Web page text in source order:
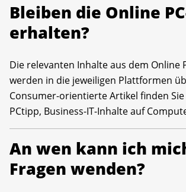
Bleiben die Online
erhalten?
Die relevanten Inhalte aus dem Online
werden in die jeweiligen Plattformen
Consumer-orientierte Artikel finden
PCtipp, Business-IT-Inhalte auf
An wen kann ich
Fragen wenden?